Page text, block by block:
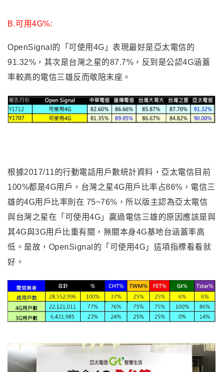
B.可用4G%:
OpenSignal 的「可使用4G」表現最好是亞太電信的
91.32%，其次是台灣之星的87.7%，反到是公認4G涵蓋
率較高的電信三雄反而敬陪末座。
根據2017/11的行動電話用戶數統計資料，亞太電信目前
100%都是4G用戶，台灣之星4G用戶比率占86%，電信三
雄的4G用戶比率則在 75~76%，所以版主認為亞太電信
與台灣之星在「可使用4G」贏過電信三雄的原因應該是與
其4G與3G用戶比重有關，無關本身4G基地台涵蓋率高
低。是故， OpenSignal 的「可使用4G」這項指標看看就
好。